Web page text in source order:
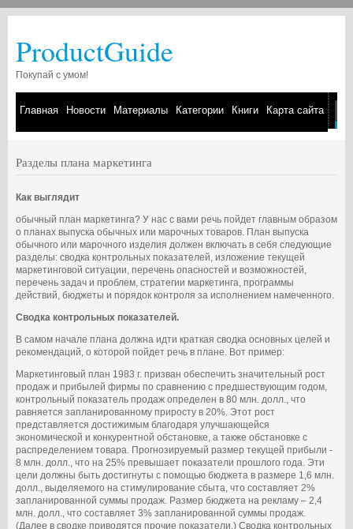
ProductGuide
Покупай с умом!
Главная Новости Материалы Категории Книги Карта сайта
Разделы плана маркетинга
Как выглядит
обычный план маркетинга? У нас с вами речь пойдет главным образом
о планах выпуска обычных или марочных товаров. План выпуска
обычного или марочного изделия должен включать в себя следующие
разделы: сводка контрольных показателей, изложение текущей
маркетинговой ситуации, перечень опасностей и возможностей,
перечень задач и проблем, стратегии маркетинга, программы
действий, бюджеты и порядок контроля за исполнением намеченного.
Сводка контрольных показателей.
В самом начале плана должна идти краткая сводка основных целей и
рекомендаций, о которой пойдет речь в плане. Вот пример:
Маркетинговый план 1983 г. призван обеспечить значительный рост
продаж и прибылей фирмы по сравнению с предшествующим годом,
контрольный показатель продаж определен в 80 млн. долл., что
равняется запланированному приросту в 20%. Этот рост
представляется достижимым благодаря улучшающейся
экономической и конкурентной обстановке, а также обстановке с
распределением товара. Прогнозируемый размер текущей прибыли ‑
8 млн. долл., что на 25% превышает показатели прошлого года. Эти
цели должны быть достигнуты с помощью бюджета в размере 1,6 млн.
долл., выделяемого на стимулирование сбыта, что составляет 2%
запланированной суммы продаж. Размер бюджета на рекламу – 2,4
млн. долл., что составляет 3% запланированной суммы продаж.
(Далее в сводке приводятся прочие показатели.) Сводка контрольных